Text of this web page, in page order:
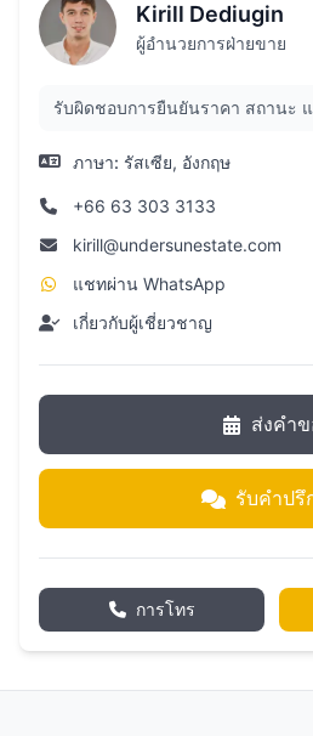
Kirill Dediugin
ผู้อำนวยการฝ่ายขาย
รับผิดชอบการยืนยันราคา สถานะ
ภาษา: รัสเซีย, อังกฤษ
+66 63 303 3133
kirill@undersunestate.com
แชทผ่าน WhatsApp
เกี่ยวกับผู้เชี่ยวชาญ
ส่งคำ
รับคำปรึ
การโทร